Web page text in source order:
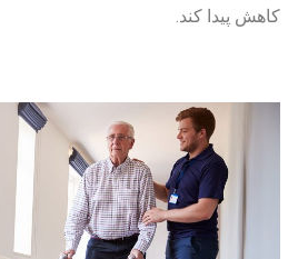
کاهش پیدا کند.